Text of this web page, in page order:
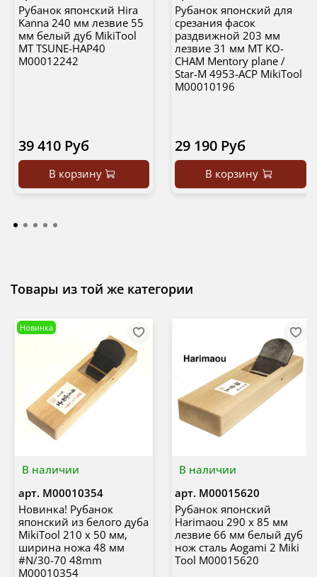
Рубанок японский Hira
Kanna 240 мм лезвие 55
мм белый дуб MikiTool
MT TSUNE-HAP40
М00012242
39 410 Руб
В корзину
Рубанок японский для
срезания фасок
раздвижной 203 мм
лезвие 31 мм MT KO-
CHAM Mentory plane /
Star-M 4953-ACP MikiTool
М00010196
29 190 Руб
В корзину
Товары из той же категории
В наличии
Новинка
арт. М00010354
Новинка! Рубанок
японский из белого дуба
MikiTool 210 х 50 мм,
ширина ножа 48 мм
#N/30-70 48mm
М00010354
В наличии
арт. М00015620
Рубанок японский
Harimaou 290 х 85 мм
лезвие 66 мм белый дуб
нож сталь Aogami 2 Miki
Tool М00015620